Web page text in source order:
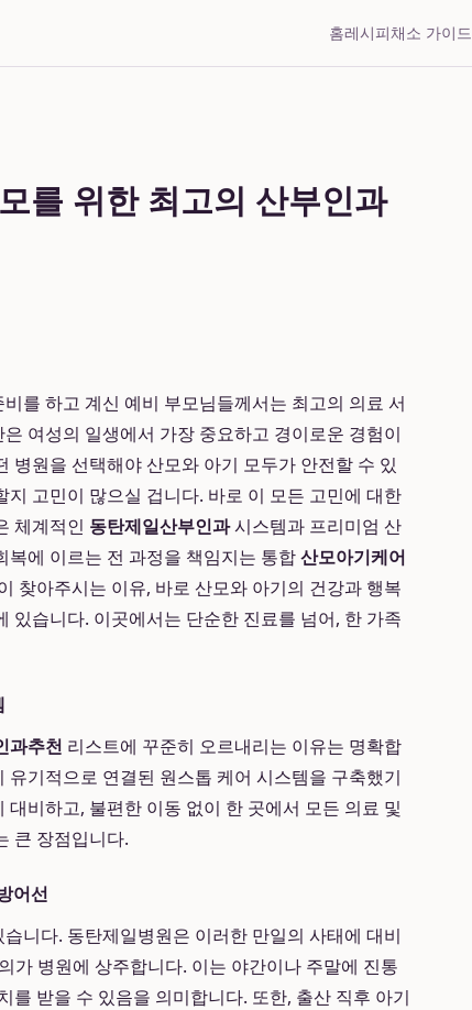
홈레시피채소 가이드
를 위한 최고의 산부인과
를 하고 계신 예비 부모님들께서는 최고의 의료 서
여성의 일생에서 가장 중요하고 경이로운 경험이
병원을 선택해야 산모와 아기 모두가 안전할 수 있
고민이 많으실 겁니다. 바로 이 모든 고민에 대한
체계적인 동탄제일산부인과시스템과 프리미엄 산
에 이르는 전 과정을 책임지는 통합산모아기케어
찾아주시는 이유, 바로 산모와 아기의 건강과 행복
있습니다. 이곳에서는 단순한 진료를 넘어, 한 가족
과추천 리스트에 꾸준히 오르내리는 이유는 명확합
기적으로 연결된 원스톱 케어 시스템을 구축했기
비하고, 불편한 이동 없이 한 곳에서 모든 의료 및
큰 장점입니다.
어선
니다. 동탄제일병원은 이러한 만일의 사태에 대비
가 병원에 상주합니다. 이는 야간이나 주말에 진통
받을 수 있음을 의미합니다. 또한, 출산 직후 아기